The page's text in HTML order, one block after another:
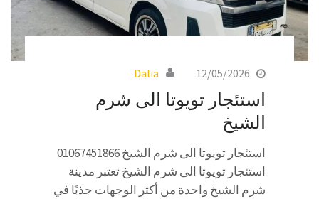
12/05/2026
Dalia
استئجار تويوتا الى شرم
الشيخ
استئجار تويوتا الى شرم الشيخ 01067451866
استئجار تويوتا الى شرم الشيخ تعتبر مدينة
شرم الشيخ واحدة من أكثر الوجهات جذبًا في